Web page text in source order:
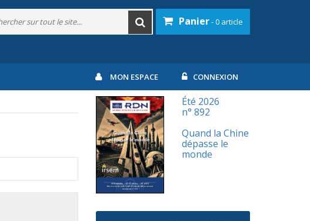
Panier- 0 article
MON ESPACE CONNEXION
Été 2026
n° 892
Quand la Chine
dépasse le
monde